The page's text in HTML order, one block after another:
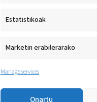
Estatistikoak
Marketin erabilerarako
Manage services
Onartu